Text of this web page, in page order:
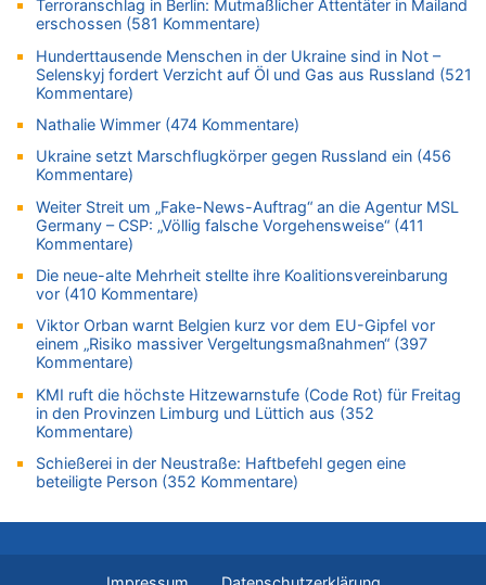
08.08.2026 - 18:07 von Hubert F. zu
Belgier knackt Jackpot bei Lotterie EuroMillions und gewinnt
mehr als 111 Millionen €
08.08.2026 - 17:46 von Der Alte zu
Belgier knackt Jackpot bei Lotterie EuroMillions und gewinnt
08.08.2026 - 17:45 von Der Alte zu
08.08.2026 - 17:43 von Der Alte zu
Leipzig, Mechernich und die Frage: Wer steckt hinter den
Drohnen mit Strengstoff? War es Russland?
08.08.2026 - 17:16 von Bingo zu
Zweite Hitzewelle in diesem Sommer ist jetzt amtlich
08.08.2026 - 16:20 von Russentrolle zu
Leipzig, Mechernich und die Frage: Wer steckt hinter den
Drohnen mit Strengstoff? War es Russland?
08.08.2026 - 15:34 von JoKrings zu
Leipzig, Mechernich und die Frage: Wer steckt hinter den
Drohnen mit Strengstoff? War es Russland?
08.08.2026 - 15:32 von 5/11 zu
Terroranschlag in Berlin: Mutmaßlicher Attentäter in Mailand
erschossen (581 Kommentare)
Hunderttausende Menschen in der Ukraine sind in Not –
Selenskyj fordert Verzicht auf Öl und Gas aus Russland (521
Kommentare)
Nathalie Wimmer (474 Kommentare)
Ukraine setzt Marschflugkörper gegen Russland ein (456
Kommentare)
Weiter Streit um „Fake-News-Auftrag“ an die Agentur MSL
Germany – CSP: „Völlig falsche Vorgehensweise“ (411
Kommentare)
Die neue-alte Mehrheit stellte ihre Koalitionsvereinbarung
vor (410 Kommentare)
Viktor Orban warnt Belgien kurz vor dem EU-Gipfel vor
einem „Risiko massiver Vergeltungsmaßnahmen“ (397
Kommentare)
KMI ruft die höchste Hitzewarnstufe (Code Rot) für Freitag
in den Provinzen Limburg und Lüttich aus (352
Kommentare)
Schießerei in der Neustraße: Haftbefehl gegen eine
beteiligte Person (352 Kommentare)